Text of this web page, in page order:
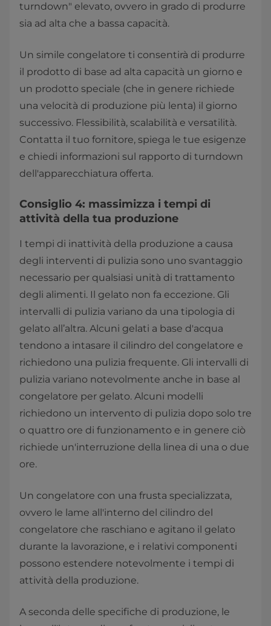
turndown" elevato, ovvero in grado di produrre
sia ad alta che a bassa capacità.
Un simile congelatore ti consentirà di produrre
il prodotto di base ad alta capacità un giorno e
un prodotto speciale (che in genere richiede
una velocità di produzione più lenta) il giorno
successivo. Flessibilità, scalabilità e versatilità.
Contatta il tuo fornitore, spiega le tue esigenze
e chiedi informazioni sul rapporto di turndown
dell'apparecchiatura offerta.
Consiglio 4: massimizza i tempi di
attività della tua produzione
I tempi di inattività della produzione a causa
degli interventi di pulizia sono uno svantaggio
necessario per qualsiasi unità di trattamento
degli alimenti. Il gelato non fa eccezione. Gli
intervalli di pulizia variano da una tipologia di
gelato all’altra. Alcuni gelati a base d'acqua
tendono a intasare il cilindro del congelatore e
richiedono una pulizia frequente. Gli intervalli di
pulizia variano notevolmente anche in base al
congelatore per gelato. Alcuni modelli
richiedono un intervento di pulizia dopo solo tre
o quattro ore di funzionamento e in genere ciò
richiede un'interruzione della linea di una o due
ore.
Un congelatore con una frusta specializzata,
ovvero le lame all'interno del cilindro del
congelatore che raschiano e agitano il gelato
durante la lavorazione, e i relativi componenti
possono estendere notevolmente i tempi di
attività della produzione.
A seconda delle specifiche di produzione, le